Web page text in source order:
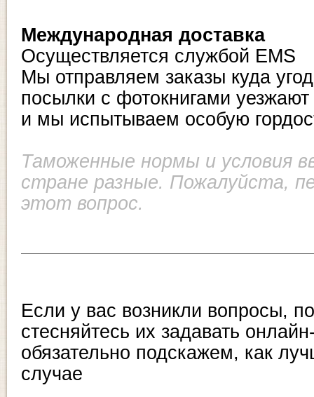
Международная доставка
Осуществляется службой EMS
Мы отправляем заказы куда
посылки с фотокнигами
и мы испытываем особую
Таможенные нормы и условия
стране разные. Пожалуйста,
этот вопрос.
Если у вас возникли вопросы,
стесняйтесь их задавать
обязательно подскажем, как
случае